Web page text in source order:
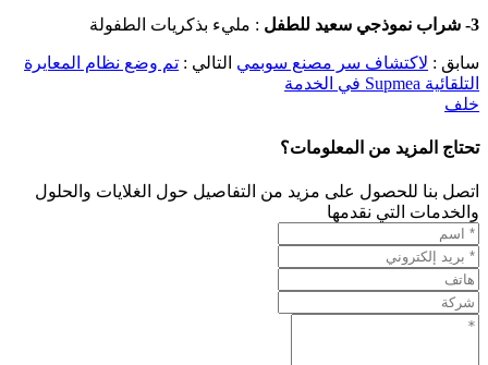
3- شراب نموذجي سعيد للطفل : مليء بذكريات الطفولة
سابق : لاكتشاف سر مصنع سوبمي التالي : تم وضع نظام المعايرة
التلقائية Supmea في الخدمة
خلف
تحتاج المزيد من المعلومات؟
اتصل بنا للحصول على مزيد من التفاصيل حول الغلايات والحلول
والخدمات التي نقدمها